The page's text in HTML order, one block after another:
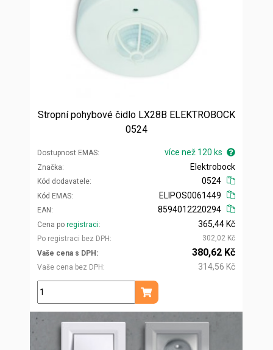
Stropní pohybové čidlo LX28B ELEKTROBOCK
0524
Dostupnost EMAS více než 120 ks
Značka
Kód dodavatele
Elektrobock
0524
Kód EMAS
EAN
ELIPOS0061449
8594012220294
Cena po registraci
Po registraci bez DPH
365,44 Kč
302,02 Kč
Vaše cena s DPH
Vaše cena bez DPH
380,62 Kč
314,56 Kč
ks
Přidat do košíku